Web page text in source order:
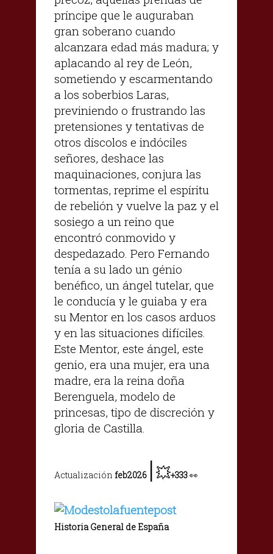
príncipe que le auguraban
gran soberano cuando
alcanzara edad más madura; y
aplacando al rey de León,
sometiendo y escarmentando
a los soberbios Laras,
previniendo o frustrando las
pretensiones y tentativas de
otros díscolos e indóciles
señores, deshace las
maquinaciones, conjura las
tormentas, reprime el espíritu
de rebelión y vuelve la paz y el
sosiego a un reino que
encontró conmovido y
despedazado. Pero Fernando
tenía a su lado un génio
benéfico, un ángel tutelar, que
le conducía y le guiaba y era
su Mentor en los casos arduos
y en las situaciones difíciles.
Este Mentor, este ángel, este
genio, era una mujer, era una
madre, era la reina doña
Berenguela, modelo de
princesas, tipo de discreción y
gloria de Castilla.
Actualización feb2026 |💥+333👀
Historia General de España